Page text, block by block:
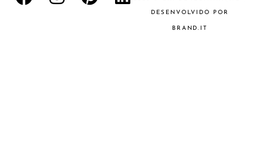
DESENVOLVIDO POR
BRAND.IT